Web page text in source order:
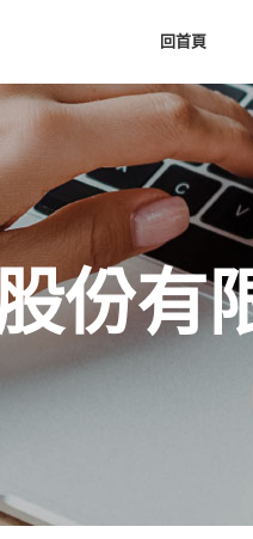
回首頁
份有